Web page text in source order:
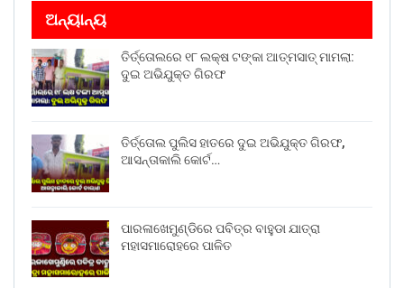
ଅନ୍ୟାନ୍ୟ
ତିର୍ତ୍ତୋଲରେ ୧୮ ଲକ୍ଷ ଟଙ୍କା ଆତ୍ମସାତ୍ ମାମଲା:
ଦୁଇ ଅଭିଯୁକ୍ତ ଗିରଫ
ତିର୍ତ୍ତୋଲ ପୁଲିସ ହାତରେ ଦୁଇ ଅଭିଯୁକ୍ତ ଗିରଫ,
ଆସନ୍ତାକାଲି କୋର୍ଟ…
ପାରଳାଖେମୁଣ୍ଡିରେ ପବିତ୍ର ବାହୁଡା ଯାତ୍ରା
ମହାସମାରୋହରେ ପାଳିତ